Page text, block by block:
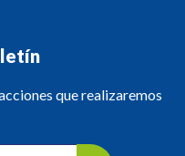
que realizaremos